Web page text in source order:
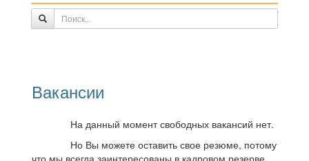
Вакансии
На данный момент свободных вакансий нет.
Но Вы можете оставить свое резюме, потому
что мы всегда заинтересованы в кадровом резерве.